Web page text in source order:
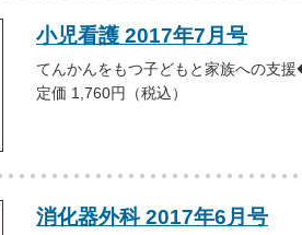
小児看護 2017年7月号
てんかんをもつ子どもと家族への支
定価 1,760円（税込）
消化器外科 2017年6月号